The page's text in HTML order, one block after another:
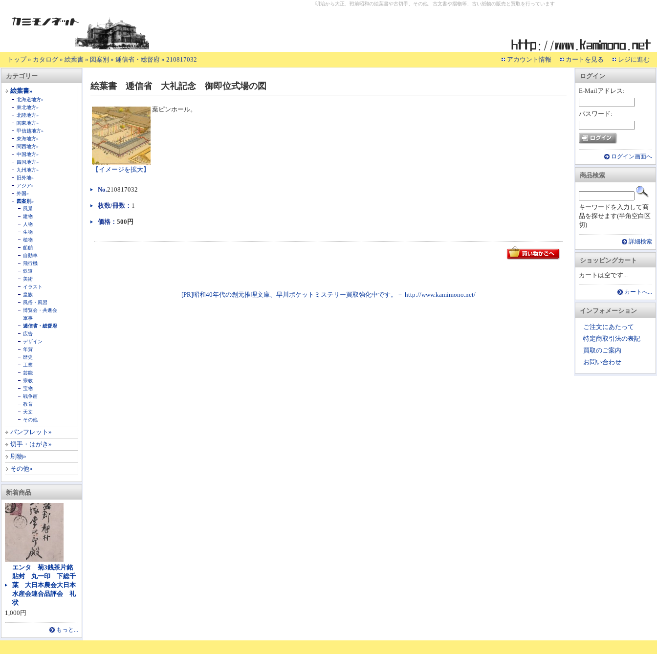
明治から大正、戦前昭和の絵葉書や古切手、その他、古文書や摺物等、古い紙物の販売と買取を行っています
トップ» カタログ » 絵葉書 » 図案別 » 逓信省・総督府 » 210817032 アカウント情報 カートを見る レジに進む
カテゴリー
絵葉書»
北海道地方»
東北地方»
北陸地方»
関東地方»
甲信越地方»
東海地方»
関西地方»
中国地方»
四国地方»
九州地方»
旧外地»
アジア»
外国»
図案別»
風景
建物
人物
生物
植物
船舶
自動車
飛行機
鉄道
美術
イラスト
皇族
風俗・風習
博覧会・共進会
軍事
逓信省・総督府
広告
デザイン
年賀
歴史
工業
芸能
宗教
宝物
戦争画
教育
天文
その他
パンフレット»
切手・はがき»
刷物»
その他»
新着商品
エンタ 菊3銭茶片銘
貼封 丸一印 下総千
葉 大日本農会大日本
水産会連合品評会 礼
状
1,000円
もっと...
ログイン
E-Mailアドレス:
パスワード:
ログイン画面へ
商品検索
キーワードを入力して商
品を探せます(半角空白区
切)
詳細検索
ショッピングカート
カートは空です...
カートへ...
インフォメーション
ご注文にあたって
特定商取引法の表記
買取のご案内
お問い合わせ
品
の
明】
絵葉書 逓信省 大礼記念 御即位式場の図
【イメージを拡大】
葉ピンホール。
No.210817032
枚数/冊数： 1
価格： 500円
[PR]昭和40年代の創元推理文庫、早川ポケットミステリー買取強化中です。－ http://www.kamimono.net/